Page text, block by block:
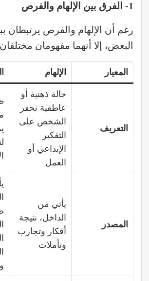
1- الفرق بين الإلهام والفرص
رغم أن الإلهام والفرص يرتبطان
البعض، إلا أنهما مفهومان
المعيار الإلهام
التعريف
حالة ذهنية أو
عاطفية تحفز
الشخص على
التفكير
الإبداعي أو
العمل
المصدر
يأتي من
الداخل، نتيجة
أفكار وتجارب
وتأملات